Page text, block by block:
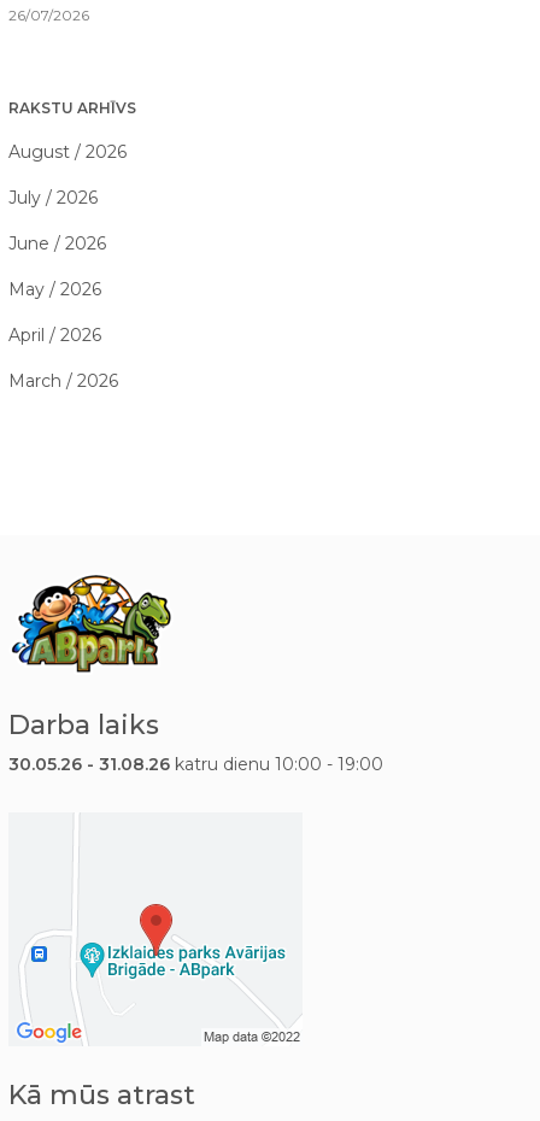
26/07/2026
RAKSTU ARHĪVS
August / 2026
July / 2026
June / 2026
May / 2026
April / 2026
March / 2026
Darba laiks
30.05.26 - 31.08.26 katru dienu 10:00 - 19:00
Kā mūs atrast